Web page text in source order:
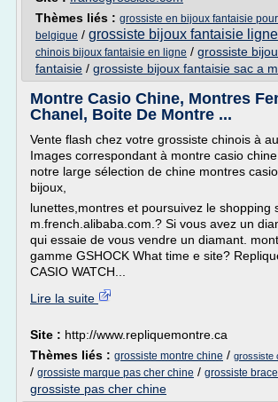
Thèmes liés : grossiste en bijoux fantaisie
belgique / grossiste bijoux fantaisie ligne
chinois bijoux fantaisie en ligne / grossiste
fantaisie / grossiste bijoux fantaisie sac a
Montre Casio Chine, Montres
Chanel, Boite De Montre ...
Vente flash chez votre grossiste chinois à
Images correspondant à montre casio
notre large sélection de chine montres
bijoux,
lunettes,montres et poursuivez le shopping
m.french.alibaba.com.? Si vous avez un
qui essaie de vous vendre un diamant.
gamme GSHOCK What time e site?
CASIO WATCH...
Lire la suite
Site : http://www.repliquemontre.ca
Thèmes liés : grossiste montre chine / grossiste
/ grossiste marque pas cher chine / grossiste
grossiste pas cher chine